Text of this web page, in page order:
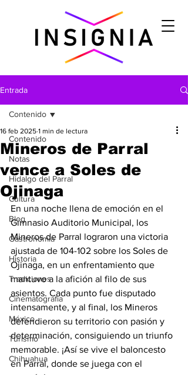
Entrada
Contenido
Notas
Hidalgo del Parral
Cultura
Blog
Gastronomìa
Historia
Tradiciones
Cinematografía
México
Turismo
Chihuahua
Contenido
Mineros de Parral
vence a Soles de
Ojinaga
16 feb 2025 1 min de lectura
En una noche llena de emoción en el
Gimnasio Auditorio Municipal, los
Mineros de Parral lograron una victoria
ajustada de 104-102 sobre los Soles de
Ojinaga, en un enfrentamiento que
mantuvo a la afición al filo de sus
asientos. Cada punto fue disputado
intensamente, y al final, los Mineros
defendieron su territorio con pasión y
determinación, consiguiendo un triunfo
memorable. ¡Así se vive el baloncesto
en Parral, donde se juega con el